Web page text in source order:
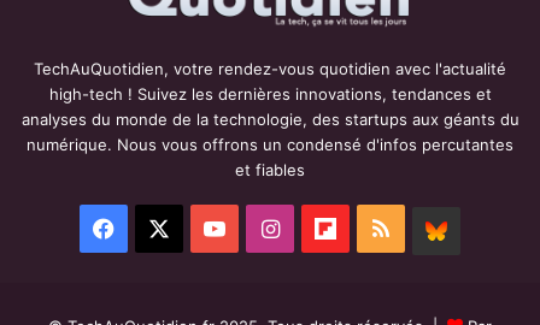
TechAuQuotidien, votre rendez-vous quotidien avec l'actualité
high-tech ! Suivez les dernières innovations, tendances et
analyses du monde de la technologie, des startups aux géants du
numérique. Nous vous offrons un condensé d'infos percutantes
et fiables
Facebook YouTubeInstagramFlipboard
RSS